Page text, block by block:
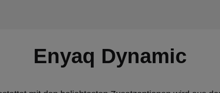
Enyaq Dynamic